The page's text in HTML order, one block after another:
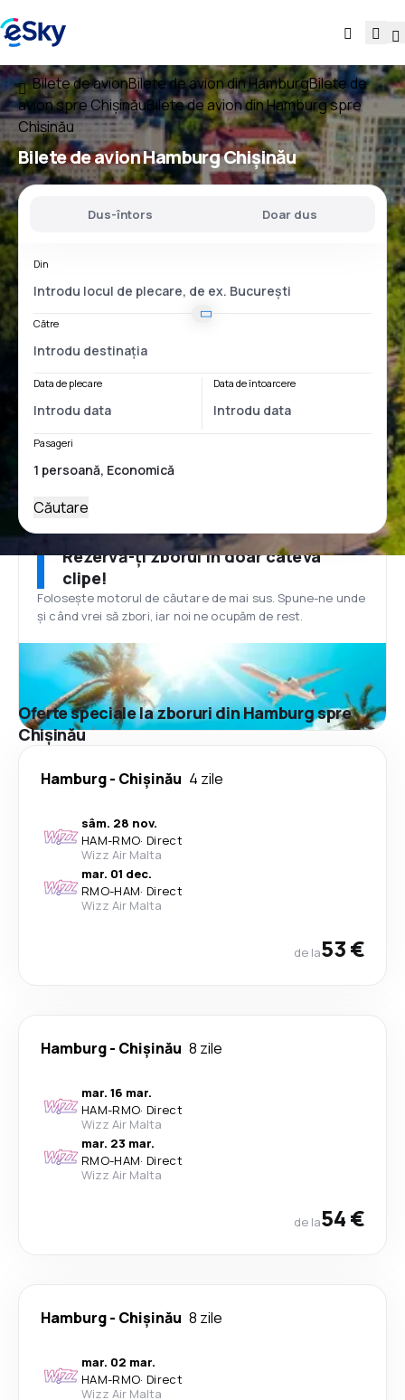
Bilete de avionBilete de avion din HamburgBilete de
avion spre ChișinăuBilete de avion din Hamburg spre
Chișinău
Bilete de avionHamburg Chișinău
Dus-întors Doar dus
Din
Către
Data de plecare Data de întoarcere
Pasageri
Căutare
Rezervă-ți zborul în doar câteva
clipe!
Folosește motorul de căutare de mai sus. Spune-ne unde
și când vrei să zbori, iar noi ne ocupăm de rest.
Oferte speciale la zboruri din Hamburg spre
Chișinău
Hamburg- Chișinău 4 zile
sâm. 28 nov.
HAM-RMO· Direct
Wizz Air Malta
mar. 01 dec.
RMO-HAM· Direct
Wizz Air Malta
de la53 €
Hamburg- Chișinău 8 zile
mar. 16 mar.
HAM-RMO· Direct
Wizz Air Malta
mar. 23 mar.
RMO-HAM· Direct
Wizz Air Malta
de la54 €
Hamburg- Chișinău 8 zile
mar. 02 mar.
HAM-RMO· Direct
Wizz Air Malta